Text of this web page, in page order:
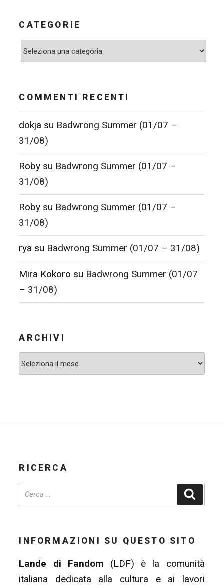
CATEGORIE
Categorie
COMMENTI RECENTI
dokja su Badwrong Summer (01/07 –
31/08)
Roby su Badwrong Summer (01/07 –
31/08)
Roby su Badwrong Summer (01/07 –
31/08)
rya su Badwrong Summer (01/07 – 31/08)
Mira Kokoro su Badwrong Summer (01/07
– 31/08)
ARCHIVI
Archivi
RICERCA
INFORMAZIONI SU QUESTO SITO
Lande di Fandom (LDF) è la comunità
italiana dedicata alla cultura e ai lavori